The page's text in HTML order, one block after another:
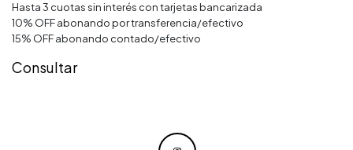
Hasta 3 cuotas sin interés con tarjetas bancarizada
10% OFF abonando por transferencia/efectivo
15% OFF abonando contado/efectivo
Consultar